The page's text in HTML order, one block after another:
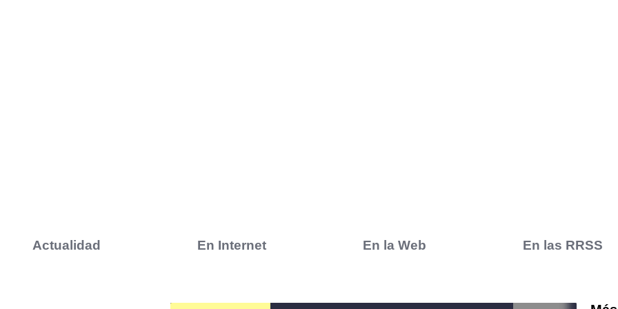
Actualidad En Internet En la Web En las RRSS